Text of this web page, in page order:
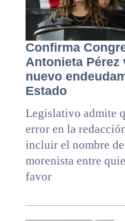
Confirma
Antonieta Pérez
nuevo
Estado
Legislativo admite
error en la
incluir el nombre
morenista entre
favor